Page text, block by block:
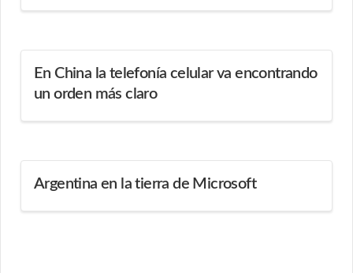
En China la telefonía celular va encontrando
un orden más claro
Argentina en la tierra de Microsoft